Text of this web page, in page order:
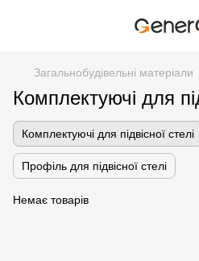
Загальнобудівельні матеріали
Комплектуючі для
Комплектуючі для підвісної стелі
Профіль для підвісної стелі
Немає товарів